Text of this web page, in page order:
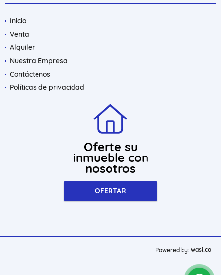
Inicio
Venta
Alquiler
Nuestra Empresa
Contáctenos
Políticas de privacidad
Oferte su
inmueble con
nosotros
OFERTAR
Powered by: wasi.co